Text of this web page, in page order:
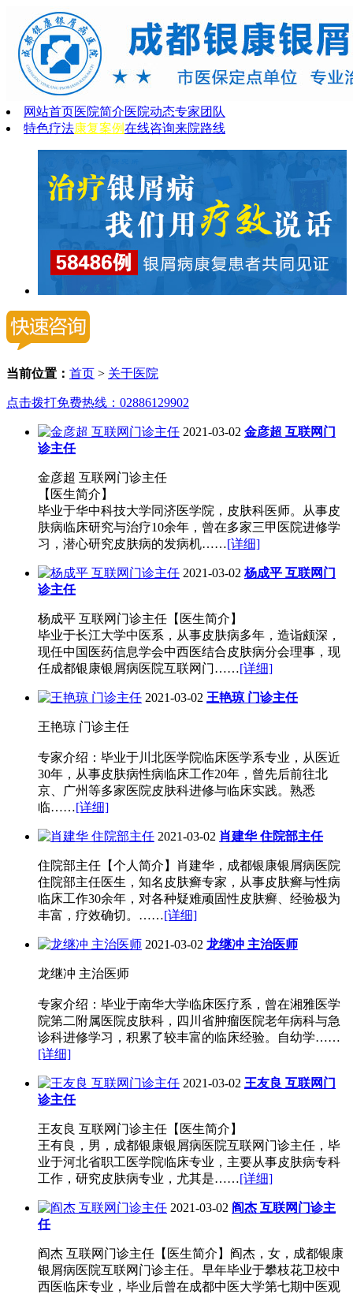
网站首页医院简介医院动态专家团队
特色疗法康复案例在线咨询来院路线
当前位置： 首页 > 关于医院
点击拨打免费热线：02886129902
2021-03-02 金彦超 互联网门
诊主任
金彦超 互联网门诊主任
【医生简介】
毕业于华中科技大学同济医学院，皮肤科医师。从事皮
肤病临床研究与治疗10余年，曾在多家三甲医院进修学
习，潜心研究皮肤病的发病机……[详细]
2021-03-02 杨成平 互联网门
诊主任
杨成平 互联网门诊主任【医生简介】
毕业于长江大学中医系，从事皮肤病多年，造诣颇深，
现任中国医药信息学会中西医结合皮肤病分会理事，现
任成都银康银屑病医院互联网门……[详细]
2021-03-02 王艳琼 门诊主任
王艳琼 门诊主任
专家介绍：毕业于川北医学院临床医学系专业，从医近
30年，从事皮肤病性病临床工作20年，曾先后前往北
京、广州等多家医院皮肤科进修与临床实践。熟悉
临……[详细]
2021-03-02 肖建华 住院部主任
住院部主任【个人简介】肖建华，成都银康银屑病医院
住院部主任医生，知名皮肤癣专家，从事皮肤癣与性病
临床工作30余年，对各种疑难顽固性皮肤癣、经验极为
丰富，疗效确切。……[详细]
2021-03-02 龙继冲 主治医师
龙继冲 主治医师
专家介绍：毕业于南华大学临床医疗系，曾在湘雅医学
院第二附属医院皮肤科，四川省肿瘤医院老年病科与急
诊科进修学习，积累了较丰富的临床经验。自幼学……
[详细]
2021-03-02 王友良 互联网门
诊主任
王友良 互联网门诊主任【医生简介】
王有良，男，成都银康银屑病医院互联网门诊主任，毕
业于河北省职工医学院临床专业，主要从事皮肤病专科
工作，研究皮肤病专业，尤其是……[详细]
2021-03-02 阎杰 互联网门诊主
任
阎杰 互联网门诊主任【医生简介】阎杰，女，成都银康
银屑病医院互联网门诊主任。早年毕业于攀枝花卫校中
西医临床专业，毕业后曾在成都中医大学第七期中医观